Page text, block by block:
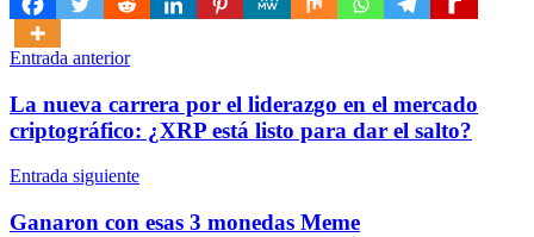
Navegación
de
entradas
Entrada anterior
La nueva carrera por el liderazgo en el mercado
criptográfico: ¿XRP está listo para dar el salto?
Entrada siguiente
Ganaron con esas 3 monedas Meme